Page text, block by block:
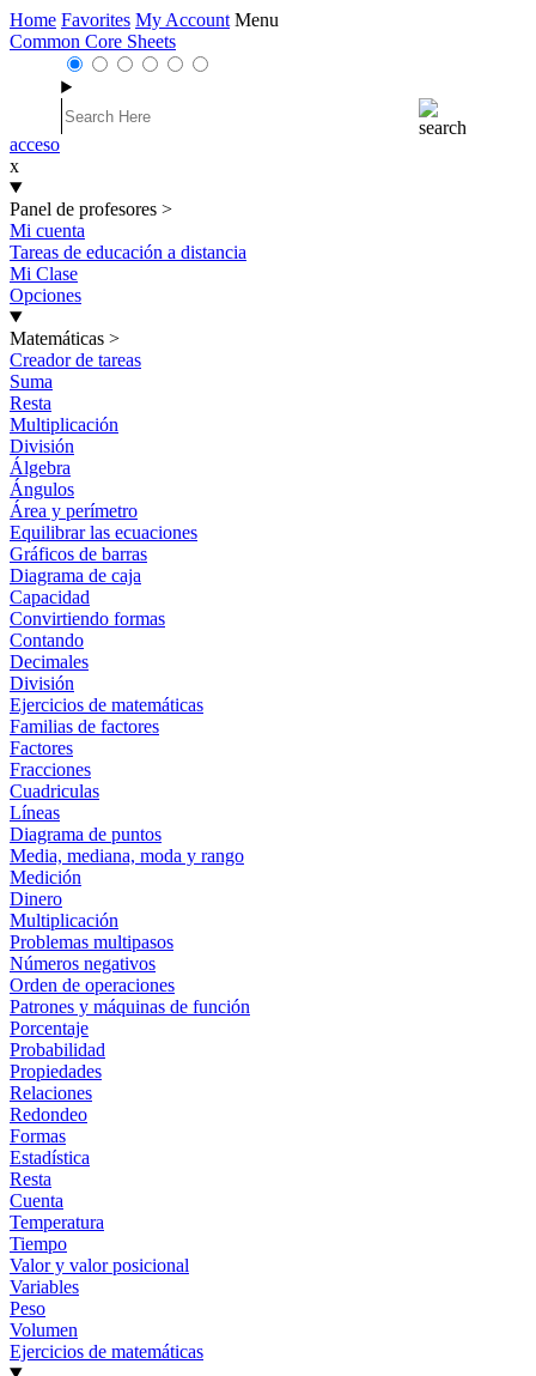
Home Favorites My Account Menu
Common Core Sheets
acceso
x
Panel de profesores >
Mi cuenta
Tareas de educación a distancia
Mi Clase
Opciones
Matemáticas >
Creador de tareas
Suma
Resta
Multiplicación
División
Álgebra
Ángulos
Área y perímetro
Equilibrar las ecuaciones
Gráficos de barras
Diagrama de caja
Capacidad
Convirtiendo formas
Contando
Decimales
División
Ejercicios de matemáticas
Familias de factores
Factores
Fracciones
Cuadriculas
Líneas
Diagrama de puntos
Media, mediana, moda y rango
Medición
Dinero
Multiplicación
Problemas multipasos
Números negativos
Orden de operaciones
Patrones y máquinas de función
Porcentaje
Probabilidad
Propiedades
Relaciones
Redondeo
Formas
Estadística
Resta
Cuenta
Temperatura
Tiempo
Valor y valor posicional
Variables
Peso
Volumen
Ejercicios de matemáticas